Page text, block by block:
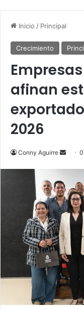
Inicio / Principal
Crecimiento
afinan
2026
Conny Aguirre
Send